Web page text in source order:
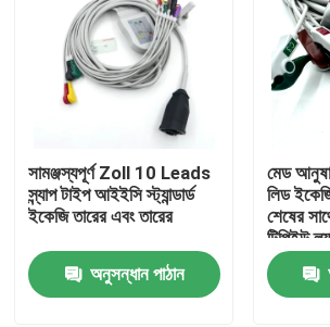
সামঞ্জস্যপূর্ণ Zoll 10 Leads
স্ন্যাপ টাইপ আইইসি স্ট্যান্ডার্ড
ইকেজি তারের এবং তারের
অনুসন্ধান পাঠান
মেড
লিড
শেষের
টিপিইউ